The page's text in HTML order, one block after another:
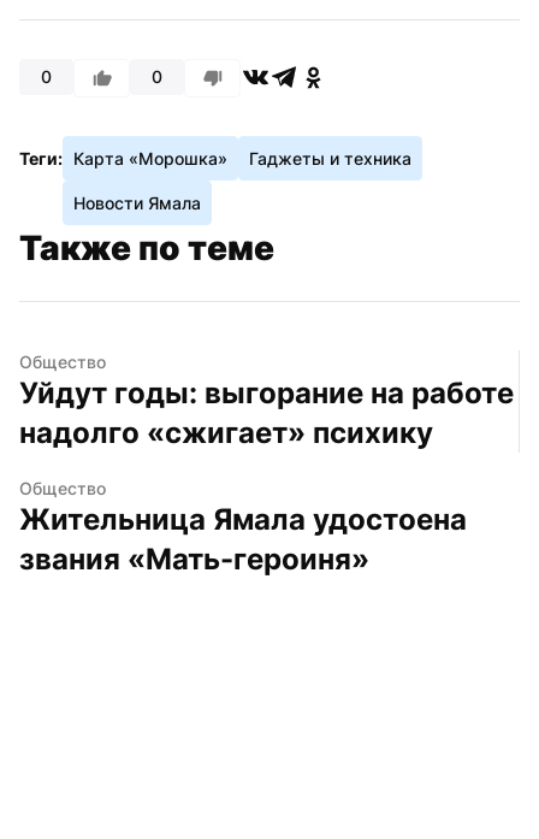
0 0
Теги: Карта «Морошка» Гаджеты и техника
Новости Ямала
Также по теме
Общество
Уйдут годы: выгорание на работе
надолго «сжигает» психику
Общество
Жительница Ямала удостоена
звания «Мать-героиня»